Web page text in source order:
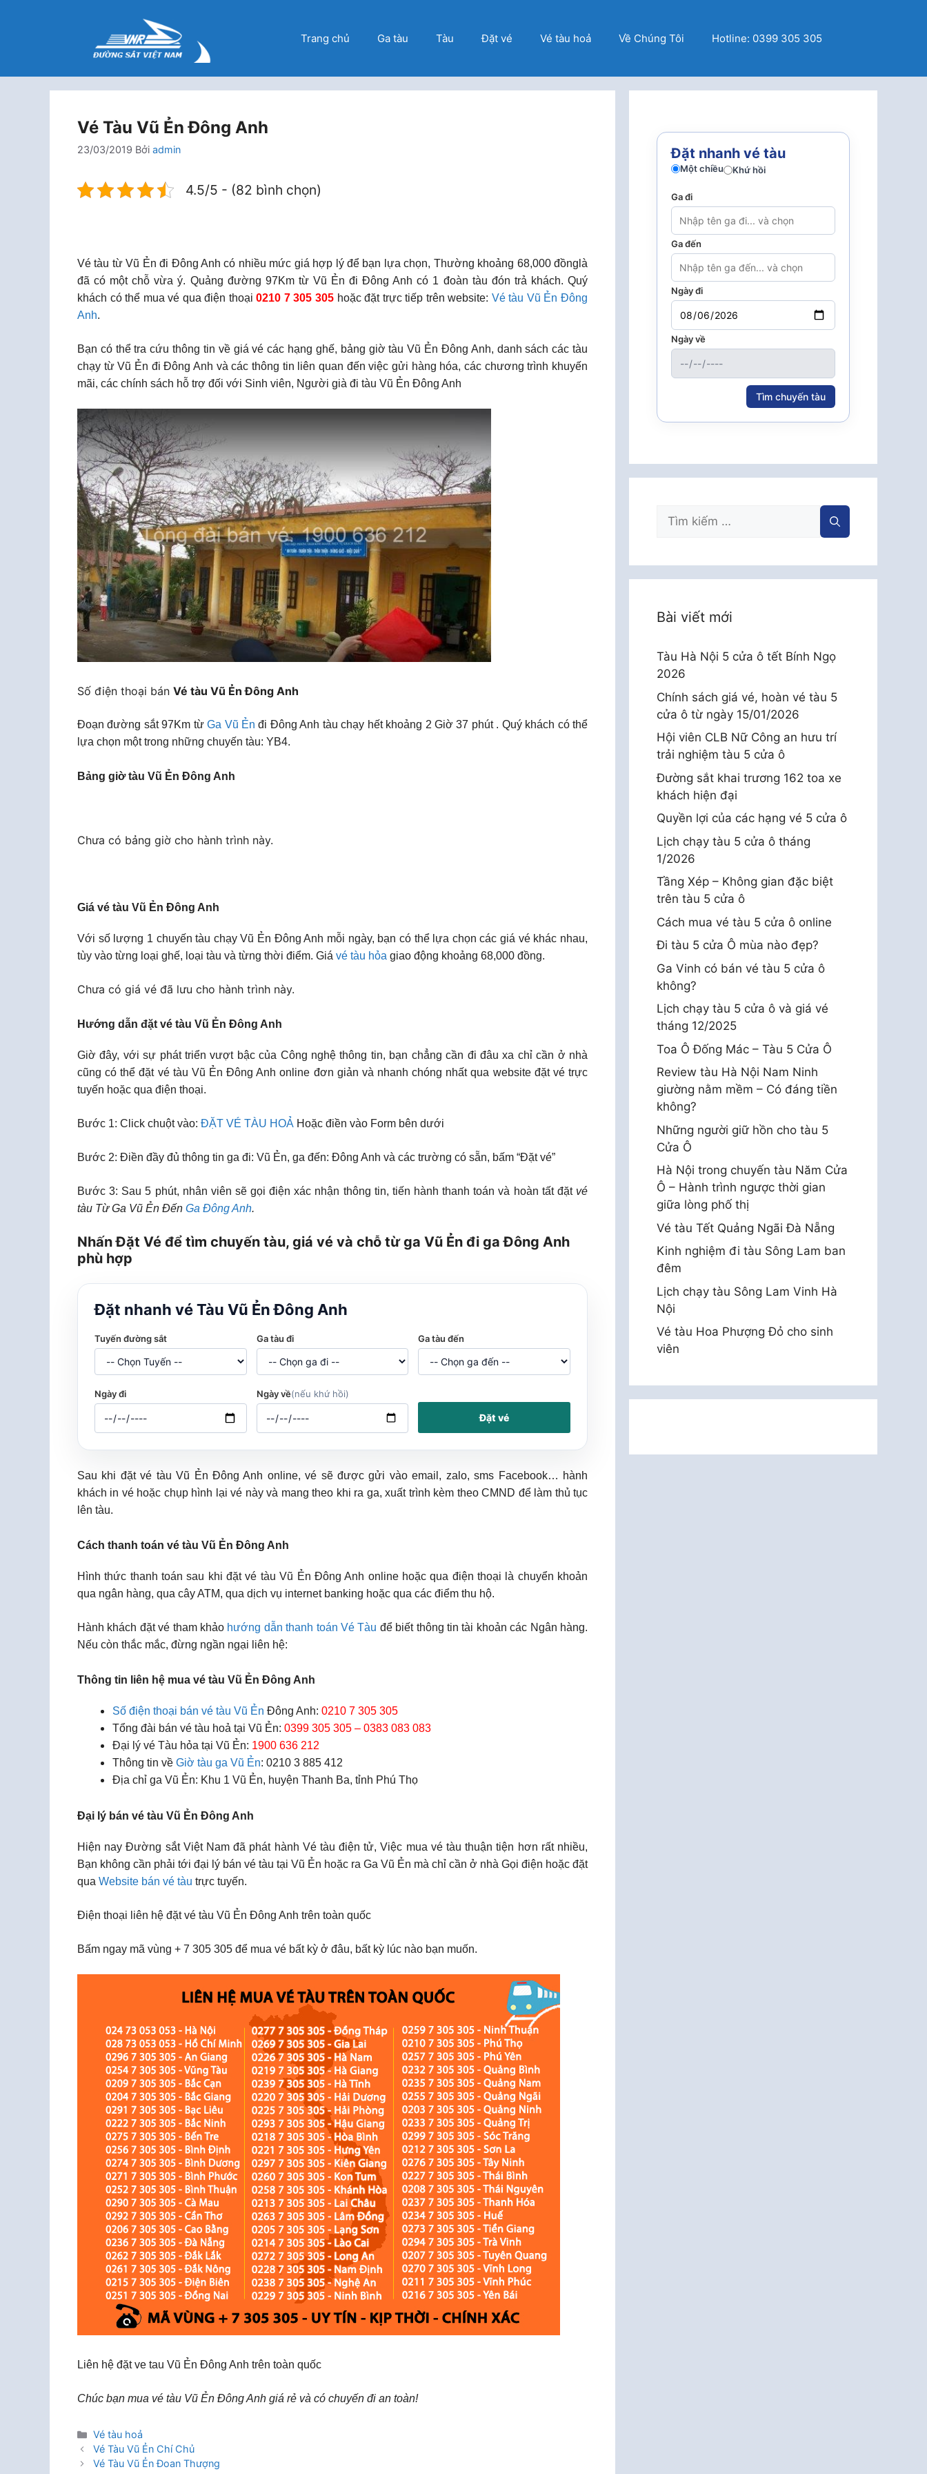
Trang chủ Ga tàu Tàu Đặt vé Vé tàu hoả Về Chúng Tôi Hotline: 0399 305 305
Vé Tàu Vũ Ẻn Đông Anh
23/03/2019 Bởi admin
4.5/5 - (82 bình chọn)
Vé tàu từ Vũ Ẻn đi Đông Anh có nhiều mức giá hợp lý để bạn lựa chọn, Thường khoảng 68,000 đồnglà
đã có một chỗ vừa ý. Quảng đường 97Km từ Vũ Ẻn đi Đông Anh có 1 đoàn tàu đón trả khách. Quý
khách có thể mua vé qua điện thoại0210 7 305 305 hoặc đặt trực tiếp trên website: Vé tàu Vũ Ẻn Đông
Anh.
Bạn có thể tra cứu thông tin về giá vé các hạng ghế, bảng giờ tàu Vũ Ẻn Đông Anh, danh sách các tàu
chạy từ Vũ Ẻn đi Đông Anh và các thông tin liên quan đến việc gửi hàng hóa, các chương trình khuyến
mãi, các chính sách hỗ trợ đối với Sinh viên, Người già đi tàu Vũ Ẻn Đông Anh
Số điện thoại bán Vé tàu Vũ Ẻn Đông Anh
Đoạn đường sắt 97Km từGa Vũ Ẻn đi Đông Anh tàu chạy hết khoảng 2 Giờ 37 phút . Quý khách có thể
lựa chọn một trong những chuyến tàu: YB4.
Bảng giờ tàu Vũ Ẻn Đông Anh
Chưa có bảng giờ cho hành trình này.
Giá vé tàu Vũ Ẻn Đông Anh
Với số lượng 1 chuyến tàu chạy Vũ Ẻn Đông Anh mỗi ngày, bạn có thể lựa chọn các giá vé khác nhau,
tùy vào từng loại ghế, loại tàu và từng thời điểm. Giá vé tàu hỏa giao động khoảng 68,000 đồng.
Chưa có giá vé đã lưu cho hành trình này.
Hướng dẫn đặt vé tàu Vũ Ẻn Đông Anh
Giờ đây, với sự phát triển vượt bậc của Công nghệ thông tin, bạn chẳng cần đi đâu xa chỉ cần ở nhà
cũng có thể đặt vé tàu Vũ Ẻn Đông Anh online đơn giản và nhanh chóng nhất qua website đặt vé trực
tuyến hoặc qua điện thoại.
Bước 1: Click chuột vào: ĐẶT VÉ TÀU HOẢ Hoặc điền vào Form bên dưới
Bước 2: Điền đầy đủ thông tin ga đi: Vũ Ẻn, ga đến: Đông Anh và các trường có sẵn, bấm “Đặt vé”
Bước 3: Sau 5 phút, nhân viên sẽ gọi điện xác nhận thông tin, tiến hành thanh toán và hoàn tất đặt vé
tàu Từ Ga Vũ Ẻn Đến Ga Đông Anh.
Nhấn Đặt Vé để tìm chuyến tàu, giá vé và chỗ từ ga Vũ Ẻn đi ga Đông Anh
phù hợp
Đặt nhanh vé Tàu Vũ Ẻn Đông Anh
Tuyến đường sắt Ga tàu đi Ga tàu đến
Ngày đi Ngày về(nếu khứ hồi)
Đặt vé
Sau khi đặt vé tàu Vũ Ẻn Đông Anh online, vé sẽ được gửi vào email, zalo, sms Facebook… hành
khách in vé hoặc chụp hình lại vé này và mang theo khi ra ga, xuất trình kèm theo CMND để làm thủ tục
lên tàu.
Cách thanh toán vé tàu Vũ Ẻn Đông Anh
Hình thức thanh toán sau khi đặt vé tàu Vũ Ẻn Đông Anh online hoặc qua điện thoại là chuyển khoản
qua ngân hàng, qua cây ATM, qua dịch vụ internet banking hoặc qua các điểm thu hộ.
Hành khách đặt vé tham khảo hướng dẫn thanh toán Vé Tàu để biết thông tin tài khoản các Ngân hàng.
Nếu còn thắc mắc, đừng ngần ngại liên hệ:
Thông tin liên hệ mua vé tàu Vũ Ẻn Đông Anh
Số điện thoại bán vé tàu Vũ Ẻn Đông Anh: 0210 7 305 305
Tổng đài bán vé tàu hoả tại Vũ Ẻn: 0399 305 305 – 0383 083 083
Đại lý vé Tàu hỏa tại Vũ Ẻn: 1900 636 212
Thông tin về Giờ tàu ga Vũ Ẻn: 0210 3 885 412
Địa chỉ ga Vũ Ẻn: Khu 1 Vũ Ẻn, huyện Thanh Ba, tỉnh Phú Thọ
Đại lý bán vé tàu Vũ Ẻn Đông Anh
Hiện nay Đường sắt Việt Nam đã phát hành Vé tàu điện tử, Việc mua vé tàu thuận tiện hơn rất nhiều,
Bạn không cần phải tới đại lý bán vé tàu tại Vũ Ẻn hoặc ra Ga Vũ Ẻn mà chỉ cần ở nhà Gọi điện hoặc đặt
qua Website bán vé tàu trực tuyến.
Điện thoại liên hệ đặt vé tàu Vũ Ẻn Đông Anh trên toàn quốc
Bấm ngay mã vùng + 7 305 305 để mua vé bất kỳ ở đâu, bất kỳ lúc nào bạn muốn.
Liên hệ đặt ve tau Vũ Ẻn Đông Anh trên toàn quốc
Chúc bạn mua vé tàu Vũ Ẻn Đông Anh giá rẻ và có chuyến đi an toàn!
Danh
mục
Vé tàu hoả
Vé Tàu Vũ Ẻn Chí Chủ
Vé Tàu Vũ Ẻn Đoan Thượng
Đặt nhanh vé tàu
Một chiều Khứ hồi
Ga đi
Ga đến
Ngày đi
Ngày về
Tìm chuyến tàu
Tìm
Bài viết mới
Tàu Hà Nội 5 cửa ô tết Bính Ngọ
2026
Chính sách giá vé, hoàn vé tàu 5
cửa ô từ ngày 15/01/2026
Hội viên CLB Nữ Công an hưu trí
trải nghiệm tàu 5 cửa ô
Đường sắt khai trương 162 toa xe
khách hiện đại
Quyền lợi của các hạng vé 5 cửa ô
Lịch chạy tàu 5 cửa ô tháng
1/2026
Tầng Xép – Không gian đặc biệt
trên tàu 5 cửa ô
Cách mua vé tàu 5 cửa ô online
Đi tàu 5 cửa Ô mùa nào đẹp?
Ga Vinh có bán vé tàu 5 cửa ô
không?
Lịch chạy tàu 5 cửa ô và giá vé
tháng 12/2025
Toa Ô Đống Mác – Tàu 5 Cửa Ô
Review tàu Hà Nội Nam Ninh
giường nằm mềm – Có đáng tiền
không?
Những người giữ hồn cho tàu 5
Cửa Ô
Hà Nội trong chuyến tàu Năm Cửa
Ô – Hành trình ngược thời gian
giữa lòng phố thị
Vé tàu Tết Quảng Ngãi Đà Nẵng
Kinh nghiệm đi tàu Sông Lam ban
đêm
Lịch chạy tàu Sông Lam Vinh Hà
Nội
Vé tàu Hoa Phượng Đỏ cho sinh
viên